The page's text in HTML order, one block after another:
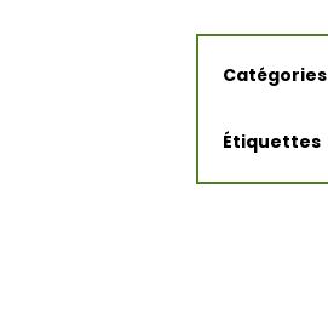
Catégories
Étiquettes